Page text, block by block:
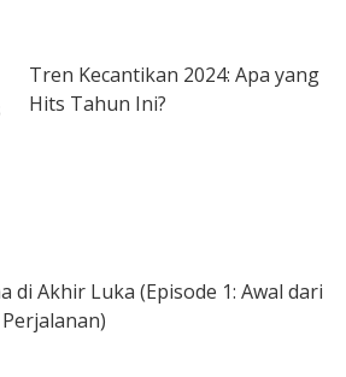
Tren Kecantikan 2024: Apa yang
Hits Tahun Ini?
di Akhir Luka (Episode 1: Awal dari